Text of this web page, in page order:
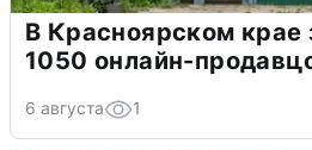
В Красноярском крае
1050 онлайн-
6 августа 1